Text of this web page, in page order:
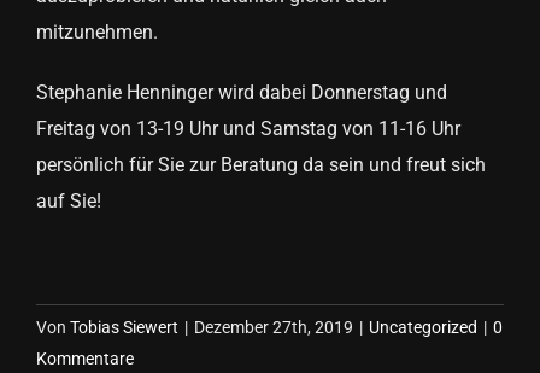
mitzunehmen.
Stephanie Henninger wird dabei Donnerstag und
Freitag von 13-19 Uhr und Samstag von 11-16 Uhr
persönlich für Sie zur Beratung da sein und freut sich
auf Sie!
Von Tobias Siewert | Dezember 27th, 2019 | Uncategorized | 0
Kommentare